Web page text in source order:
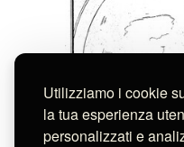
Utilizziamo i cookie
la tua esperienza
personalizzati e